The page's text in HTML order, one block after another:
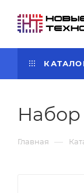
Набор
Главная —